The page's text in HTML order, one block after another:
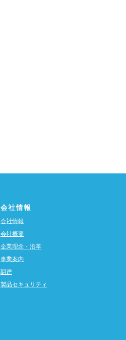
会社情報
会社情報
会社概要
企業理念・沿革
事業案内
調達
製品セキュリティ